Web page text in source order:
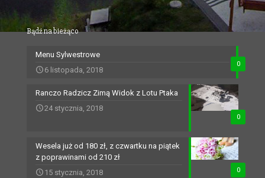
Bądź na bieżąco
0
Menu Sylwestrowe
6 listopada, 2018
0
Ranczo Radzicz Zimą Widok z Lotu Ptaka
24 stycznia, 2018
0
Wesela już od 180 zł, z czwartku na piątek
z poprawinami od 210 zł
15 stycznia, 2018